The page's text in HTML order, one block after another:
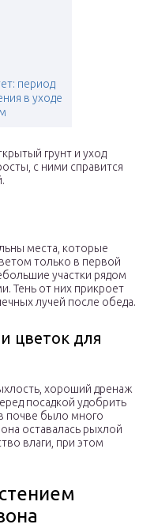
период
в уходе
грунт и уход
с ними справится
места, которые
только в первой
участки рядом
Тень от них прикроет
лучей после обеда.
цветок для
хороший дренаж
посадкой удобрить
почве было много
оставалась рыхлой
влаги, при этом